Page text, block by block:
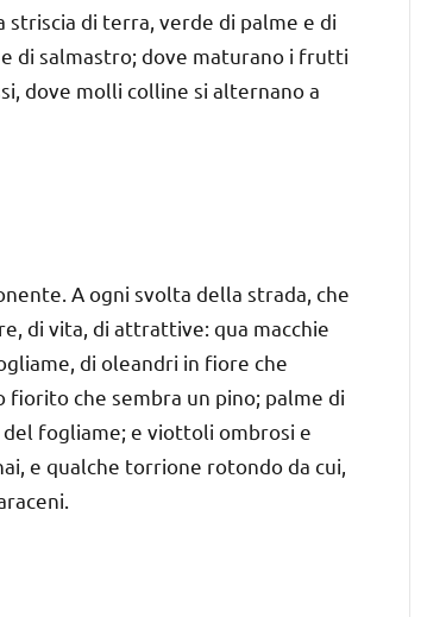
striscia di terra, verde di palme e di
di salmastro; dove maturano i frutti
dove molli colline si alternano a
A ogni svolta della strada, che
di vita, di attrattive: qua macchie
di oleandri in fiore che
che sembra un pino; palme di
fogliame; e viottoli ombrosi e
e qualche torrione rotondo da cui,